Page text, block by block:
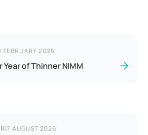
FEBRUARY 2025
of Thinner NIMM
|07 AUGUST 2026